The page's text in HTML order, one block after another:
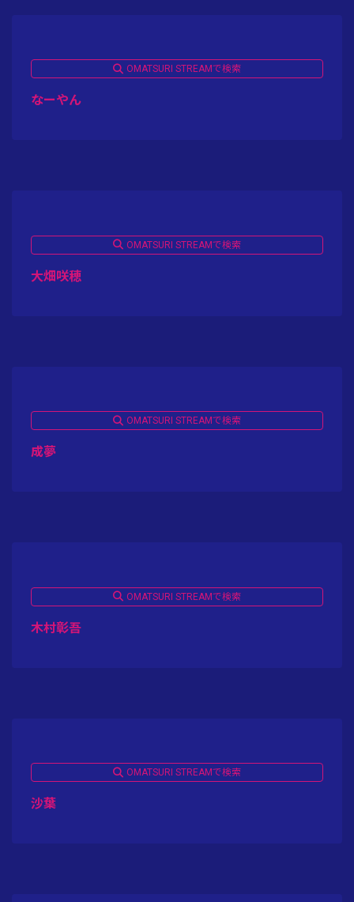
OMATSURI STREAMで検索
なーやん
OMATSURI STREAMで検索
大畑咲穂
OMATSURI STREAMで検索
成夢
OMATSURI STREAMで検索
木村彰吾
OMATSURI STREAMで検索
沙葉